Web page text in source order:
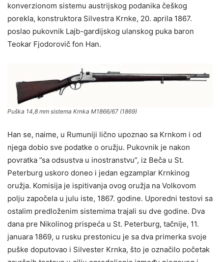
konverzionom sistemu austrijskog podanika češkog
porekla, konstruktora Silvestra Krnke, 20. aprila 1867.
poslao pukovnik Lajb-gardijskog ulanskog puka baron
Teokar Fjodorovič fon Han.
Puška 14,8 mm sistema Krnka M1866/67 (1869)
Han se, naime, u Rumuniji lično upoznao sa Krnkom i od
njega dobio sve podatke o oružju. Pukovnik je nakon
povratka ”sa odsustva u inostranstvu”, iz Beča u St.
Peterburg uskoro doneo i jedan egzamplar Krnkinog
oružja. Komisija je ispitivanja ovog oružja na Volkovom
polju započela u julu iste, 1867. godine. Uporedni testovi sa
ostalim predloženim sistemima trajali su dve godine. Dva
dana pre Nikolinog prispeća u St. Peterburg, tačnije, 11.
januara 1869, u rusku prestonicu je sa dva primerka svoje
puške doputovao i Silvester Krnka, što je označilo početak